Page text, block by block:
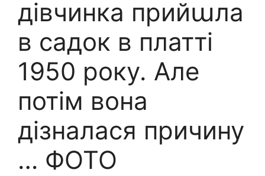
дівчинка прийաла
в садок в платті
1950 року. Але
потім вона
дізналася причину
… ФОТО